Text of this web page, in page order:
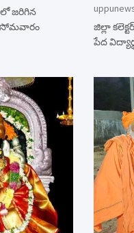
జరిగిన
సోమవారం
జిల్లా
పేద